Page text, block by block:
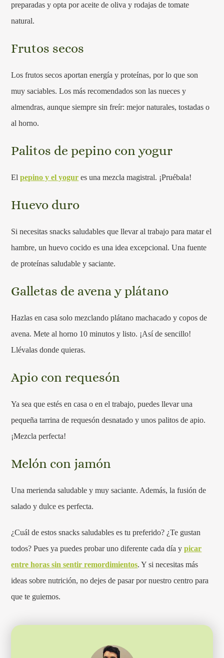
preparadas y opta por aceite de oliva y rodajas de tomate
natural.
Frutos secos
Los frutos secos aportan energía y proteínas, por lo que son
muy saciables. Los más recomendados son las nueces y
almendras, aunque siempre sin freír: mejor naturales, tostadas o
al horno.
Palitos de pepino con yogur
Elpepino y el yogur es una mezcla magistral. ¡Pruébala!
Huevo duro
Si necesitas snacks saludables que llevar al trabajo para matar el
hambre, un huevo cocido es una idea excepcional. Una fuente
de proteínas saludable y saciante.
Galletas de avena y plátano
Hazlas en casa solo mezclando plátano machacado y copos de
avena. Mete al horno 10 minutos y listo. ¡Así de sencillo!
Llévalas donde quieras.
Apio con requesón
Ya sea que estés en casa o en el trabajo, puedes llevar una
pequeña tarrina de requesón desnatado y unos palitos de apio.
¡Mezcla perfecta!
Melón con jamón
Una merienda saludable y muy saciante. Además, la fusión de
salado y dulce es perfecta.
¿Cuál de estos snacks saludables es tu preferido? ¿Te gustan
todos? Pues ya puedes probar uno diferente cada día y picar
entre horas sin sentir remordimientos. Y si necesitas más
ideas sobre nutrición, no dejes de pasar por nuestro centro para
que te guiemos.